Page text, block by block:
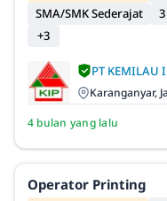
SMA/SMK Sederajat
+3
PT KEMILAU
Karanganyar,
4 bulan yang lalu
Operator Printing